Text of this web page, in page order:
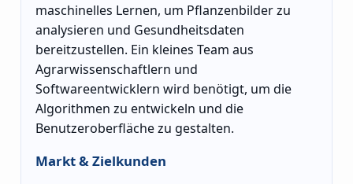
maschinelles Lernen, um Pflanzenbilder zu
analysieren und Gesundheitsdaten
bereitzustellen. Ein kleines Team aus
Agrarwissenschaftlern und
Softwareentwicklern wird benötigt, um die
Algorithmen zu entwickeln und die
Benutzeroberfläche zu gestalten.
Markt & Zielkunden